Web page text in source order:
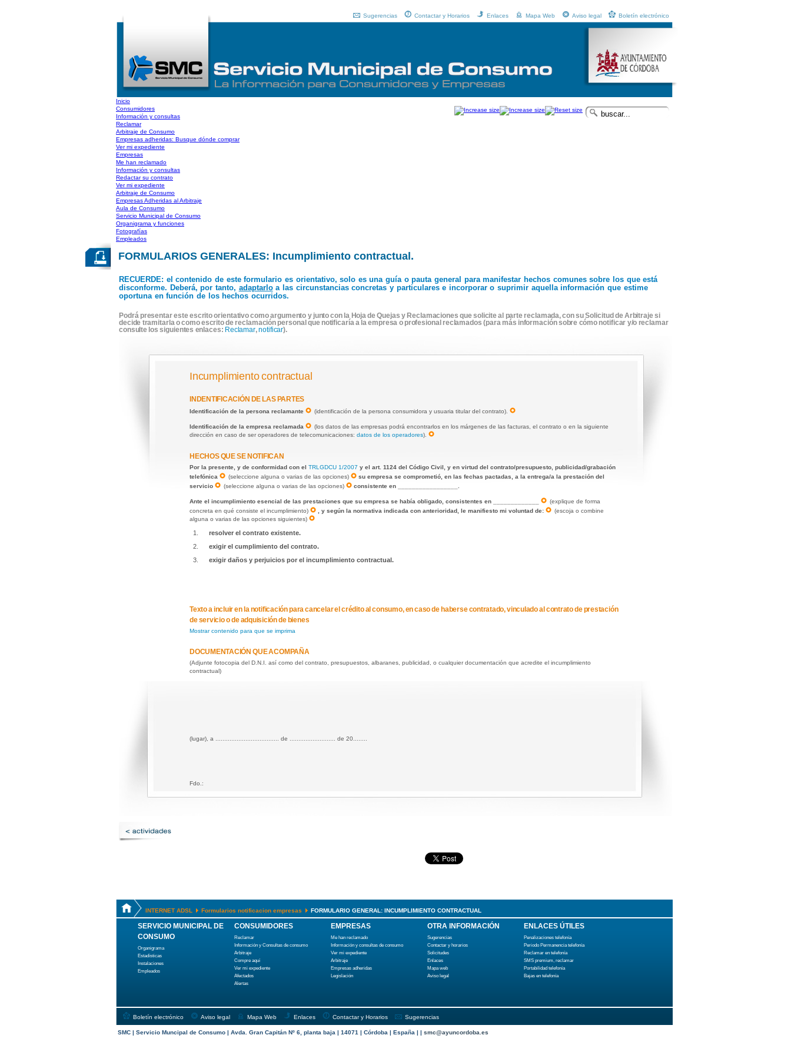
Boletín electrónico
Aviso legal
Mapa Web
Enlaces
Contactar y Horarios
Sugerencias
Inicio
Consumidores
Información y consultas
Reclamar
Arbitraje de Consumo
Empresas adheridas: Busque dónde comprar
Ver mi expediente
Empresas
Me han reclamado
Información y consultas
Redactar su contrato
Ver mi expediente
Arbitraje de Consumo
Empresas Adheridas al Arbitraje
Aula de Consumo
Servicio Municipal de Consumo
Organigrama y funciones
Fotografías
Empleados
FORMULARIOS GENERALES: Incumplimiento contractual.
RECUERDE: el contenido de este formulario es orientativo, solo es una guía o pauta general para manifestar hechos comunes sobre los que está
disconforme. Deberá, por tanto, adaptarloa las circunstancias concretas y particulares e incorporar o suprimir aquella información que estime
oportuna en función de los hechos ocurridos.
Podrá presentar este escrito orientativo como argumento y junto con la Hoja de Quejas y Reclamaciones que solicite al parte reclamada, con su Solicitud de Arbitraje si
decide tramitarla o como escrito de reclamación personal que notificaría a la empresa o profesional reclamados (para más información sobre cómo notificar y/o reclamar
consulte los siguientes enlaces: Reclamar,notificar).
Incumplimiento contractual
INDENTIFICACIÓN DE LAS PARTES
Identificación de la persona reclamante (identificación de la persona consumidora y usuaria titular del contrato).
Identificación de la empresa reclamada
(los datos de las empresas podrá encontrarlos en los márgenes de las facturas, el contrato o en la siguiente
dirección en caso de ser operadores de telecomunicaciones: datos de los operadores).
HECHOS QUE SE NOTIFICAN
Por la presente, y de conformidad con el TRLGDCU 1/2007 y el art. 1124 del Código Civil, y en virtud del contrato/presupuesto, publicidad/grabación
telefónica
(seleccione alguna o varias de las opciones)
su empresa se comprometió, en las fechas pactadas, a la entrega/a la prestación del
servicio
(seleccione alguna o varias de las opciones) consistente en _________________.
Ante el incumplimiento esencial de las prestaciones que su empresa se había obligado, consistentes en _____________
(explique de forma
concreta en qué consiste el incumplimiento)
, y según la normativa indicada con anterioridad, le manifiesto mi voluntad de:
(escoja o combine
alguna o varias de las opciones siguientes)
resolver el contrato existente.
exigir el cumplimiento del contrato.
exigir daños y perjuicios por el incumplimiento contractual.
Texto a incluir en la notificación para cancelar el crédito al consumo, en caso de haberse contratado, vinculado al contrato de prestación
de servicio o de adquisición de bienes
Mostrar contenido para que se imprima
DOCUMENTACIÓN QUE ACOMPAÑA
(Adjunte fotocopia del D.N.I. así como del contrato, presupuestos, albaranes, publicidad, o cualquier documentación que acredite el incumplimiento
contractual)
(lugar), a .................................... de .......................... de 20........
Fdo.:
INTERNET ADSL Formularios notificacion empresas FORMULARIO GENERAL: INCUMPLIMIENTO CONTRACTUAL
SERVICIO MUNICIPAL DE
CONSUMO
Organigrama
Estadísticas
Instalaciones
Empleados
CONSUMIDORES
Reclamar
Información y Consultas de consumo
Arbitraje
Compre aquí
Ver mi expediente
Afectados
Alertas
EMPRESAS
Me han reclamado
Información y consultas de consumo
Ver mi expediente
Arbitraje
Empresas adheridas
Legislación
OTRA INFORMACIÓN
Sugerencias
Contactar y horarios
Solicitudes
Enlaces
Mapa web
Aviso legal
ENLACES ÚTILES
Penalizaciones telefonía
Periodo Permanencia telefonía
Reclamar en telefonía
SMS premium, reclamar
Portabilidad telefonía
Bajas en telefonía
Boletín electrónico Aviso legal Mapa Web Enlaces Contactar y Horarios Sugerencias
SMC | Servicio Muncipal de Consumo | Avda. Gran Capitán Nº 6, planta baja | 14071 | Córdoba | España | | smc@ayuncordoba.es